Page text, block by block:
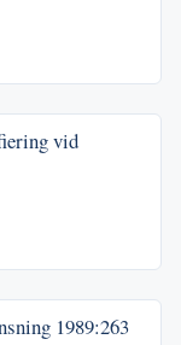
vid
1989:263